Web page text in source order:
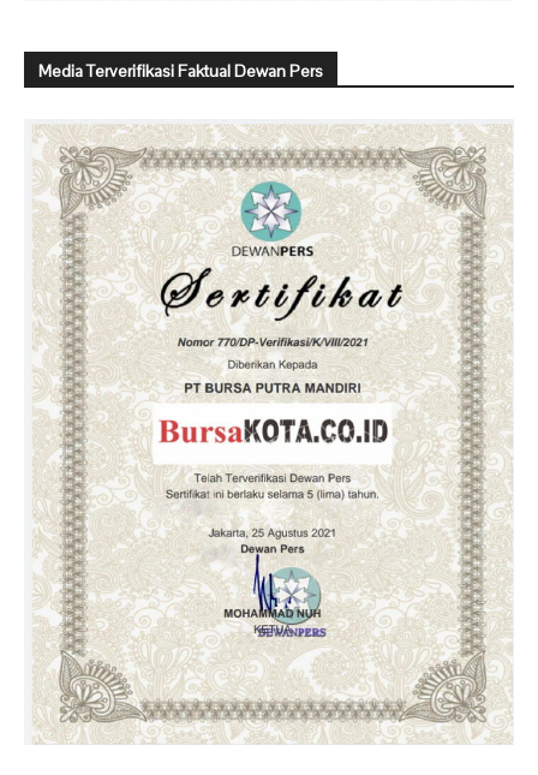
Media Terverifikasi Faktual Dewan Pers